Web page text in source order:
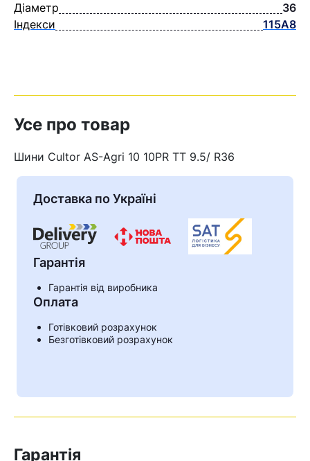
Кошик
У кошику немає товарів.
Оператор зв’яжеться з вами
Діаметр
36
Індекси
115A8
Усе про товар
Шини Cultor AS-Agri 10 10PR TT 9.5/ R36
Доставка по Україні
Гарантія
Гарантія від виробника
Оплата
Готівковий розрахунок
Безготівковий розрахунок
Гарантія